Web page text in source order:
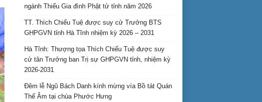
ngành Thiếu Gia đình Phật tử tỉnh năm 2026
TT. Thích Chiếu Tuệ được suy cử Trưởng BTS
GHPGVN tỉnh Hà Tĩnh nhiệm kỳ 2026 – 2031
Hà Tĩnh: Thượng tọa Thích Chiếu Tuệ được suy
cử tân Trưởng ban Trị sự GHPGVN tỉnh, nhiệm kỳ
2026-2031
Đêm lễ Ngũ Bách Danh kính mừng vía Bồ tát Quán
Thế Âm tại chùa Phước Hưng